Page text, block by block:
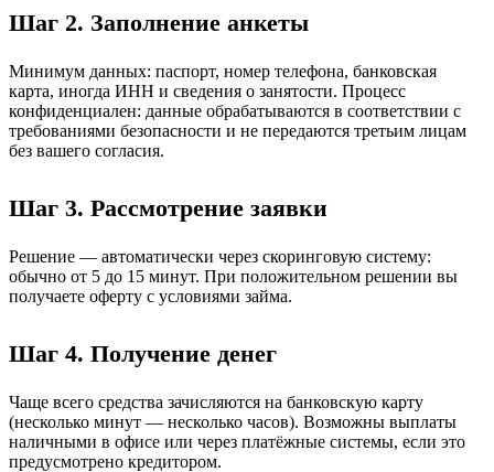
Шаг 2. Заполнение анкеты
Минимум данных: паспорт, номер телефона, банковская
карта, иногда ИНН и сведения о занятости. Процесс
конфиденциален: данные обрабатываются в соответствии с
требованиями безопасности и не передаются третьим лицам
без вашего согласия.
Шаг 3. Рассмотрение заявки
Решение — автоматически через скоринговую систему:
обычно от 5 до 15 минут. При положительном решении вы
получаете оферту с условиями займа.
Шаг 4. Получение денег
Чаще всего средства зачисляются на банковскую карту
(несколько минут — несколько часов). Возможны выплаты
наличными в офисе или через платёжные системы, если это
предусмотрено кредитором.